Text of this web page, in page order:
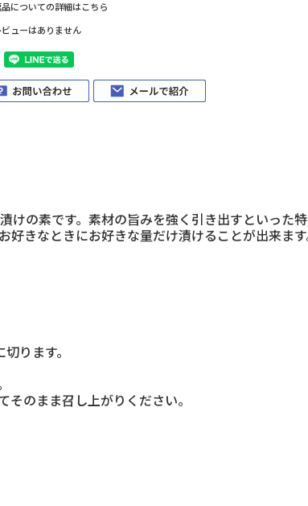
についての詳細はこちら
ビューはありません
の素です。素材の旨みを強く引き出すといった
きなときにお好きな量だけ漬けることが出来ます
ります。
のまま召し上がりください。